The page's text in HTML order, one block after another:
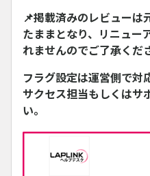
📌掲載済みのレビューは
たままとなり、リニュー
れませんのでご了承くだ
フラグ設定は運営側で対
サクセス担当もしくはサ
い。